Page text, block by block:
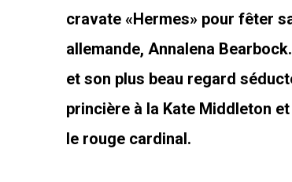
cravate «Hermes» pour fêter
allemande, Annalena
et son plus beau regard
princière à la Kate Middleton
le rouge cardinal.